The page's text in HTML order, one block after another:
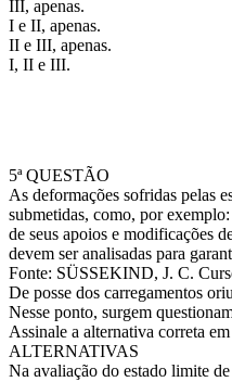
III, apenas.
I e II, apenas.
II e III, apenas.
I, II e III.
5ª QUESTÃO
As deformações sofridas pelas
submetidas, como, por
de seus apoios e modificações
devem ser analisadas para
Fonte: SÜSSEKIND, J. C.
De posse dos carregamentos
Nesse ponto, surgem
Assinale a alternativa correta em
ALTERNATIVAS
Na avaliação do estado limite